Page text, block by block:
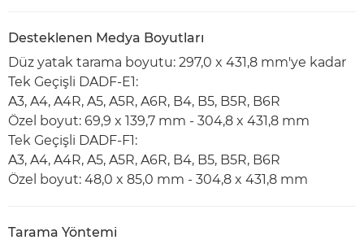
Desteklenen Medya Boyutları
Düz yatak tarama boyutu: 297,0 x 431,8 mm'ye kadar
Tek Geçişli DADF-E1:
A3, A4, A4R, A5, A5R, A6R, B4, B5, B5R, B6R
Özel boyut: 69,9 x 139,7 mm - 304,8 x 431,8 mm
Tek Geçişli DADF-F1:
A3, A4, A4R, A5, A5R, A6R, B4, B5, B5R, B6R
Özel boyut: 48,0 x 85,0 mm - 304,8 x 431,8 mm
Tarama Yöntemi